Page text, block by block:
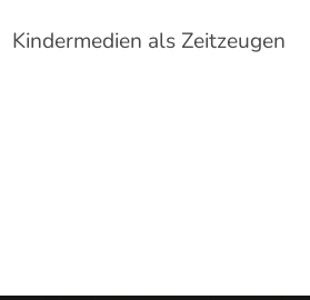
Kindermedien als Zeitzeugen